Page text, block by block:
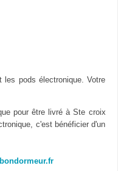
pods électronique. Votre
pour être livré à Ste croix
c'est bénéficier d'un